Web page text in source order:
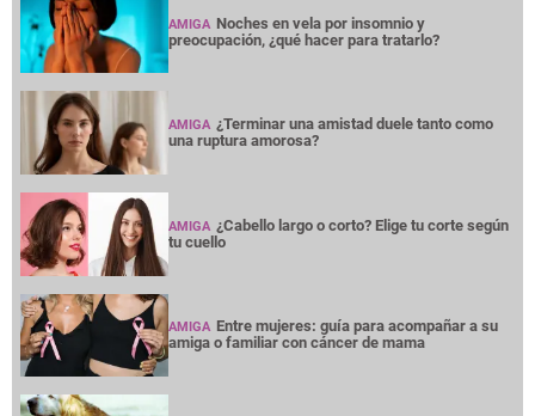
AMIGA Noches en vela por insomnio y
preocupación, ¿qué hacer para tratarlo?
AMIGA ¿Terminar una amistad duele tanto como
una ruptura amorosa?
AMIGA ¿Cabello largo o corto? Elige tu corte según
tu cuello
AMIGA Entre mujeres: guía para acompañar a su
amiga o familiar con cáncer de mama